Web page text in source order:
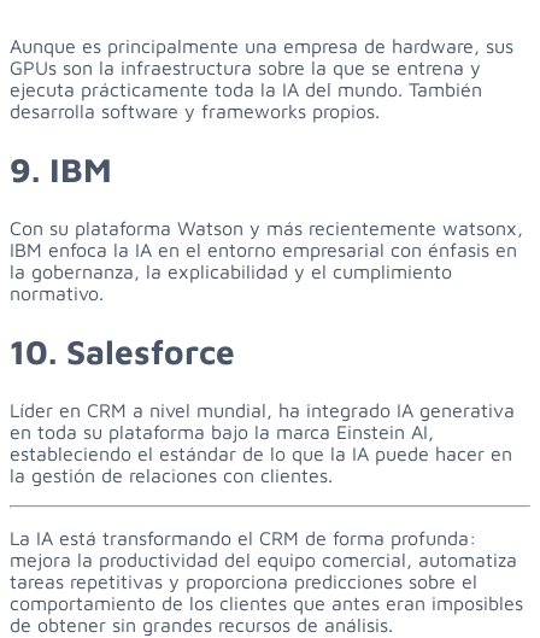
Aunque es principalmente una empresa de hardware, sus
GPUs son la infraestructura sobre la que se entrena y
ejecuta prácticamente toda la IA del mundo. También
desarrolla software y frameworks propios.
9. IBM
Con su plataforma Watson y más recientemente watsonx,
IBM enfoca la IA en el entorno empresarial con énfasis en
la gobernanza, la explicabilidad y el cumplimiento
normativo.
10. Salesforce
Líder en CRM a nivel mundial, ha integrado IA generativa
en toda su plataforma bajo la marca Einstein AI,
estableciendo el estándar de lo que la IA puede hacer en
la gestión de relaciones con clientes.
La IA está transformando el CRM de forma profunda:
mejora la productividad del equipo comercial, automatiza
tareas repetitivas y proporciona predicciones sobre el
comportamiento de los clientes que antes eran imposibles
de obtener sin grandes recursos de análisis.